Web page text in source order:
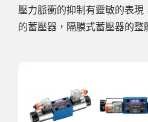
壓力脈衝的抑制有靈敏的表
的蓄壓器，隔膜式蓄壓器的整